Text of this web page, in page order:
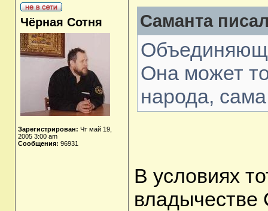
Чёрная Сотня
Зарегистрирован: Чт май 19,
2005 3:00 am
Сообщения: 96931
Саманта
Она может
народа,
В условиях
владычестве